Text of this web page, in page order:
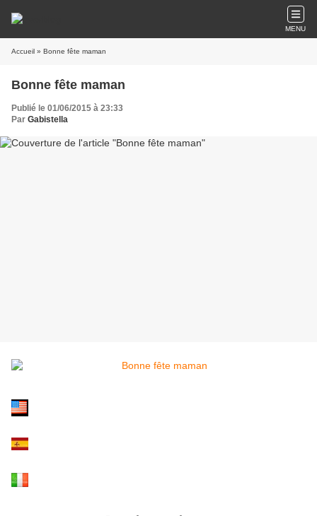
MENU
Accueil » Bonne fête maman
Bonne fête maman
Publié le 01/06/2015 à 23:33
Par Gabistella